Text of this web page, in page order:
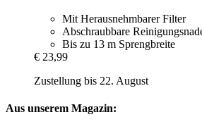
Mit Herausnehmbarer Filter
Abschraubbare
Bis zu 13 m Sprengbreite
€ 23,99
Zustellung bis 22. August
Aus unserem Magazin: